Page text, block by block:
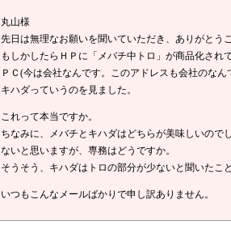
丸山様
先日は無理なお願いを聞いていただき、ありがとう
もしかしたらＨＰに「メバチ中トロ」が商品化さ
ＰＣ(今は会社なんです。このアドレスも会社のな
キハダっていうのを見ました。
これって本当ですか。
ちなみに、メバチとキハダはどちらが美味しいので
ないと思いますが、専務はどうですか。
そうそう、キハダはトロの部分が少ないと聞いたこ
いつもこんなメールばかりで申し訳ありません。